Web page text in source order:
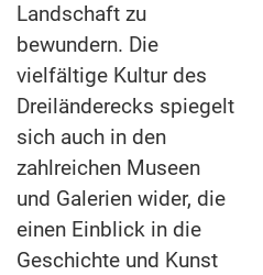
Landschaft zu
bewundern. Die
vielfältige Kultur des
Dreiländerecks spiegelt
sich auch in den
zahlreichen Museen
und Galerien wider, die
einen Einblick in die
Geschichte und Kunst